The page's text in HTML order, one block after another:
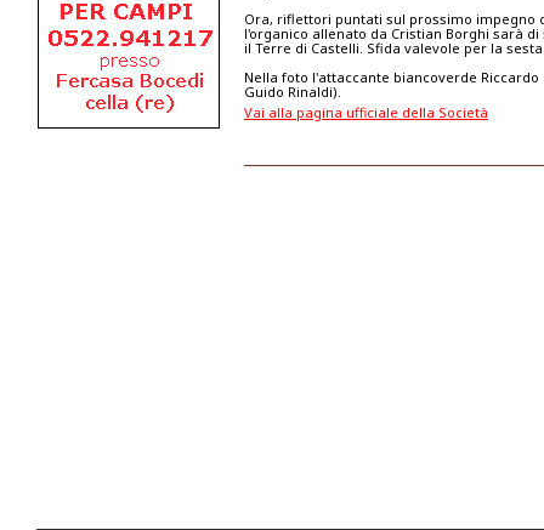
Ora, riflettori puntati sul prossimo impegno
l'organico allenato da Cristian Borghi sarà
il Terre di Castelli. Sfida valevole per la
Nella foto l'attaccante biancoverde
Guido Rinaldi).
Vai alla pagina ufficiale della Società